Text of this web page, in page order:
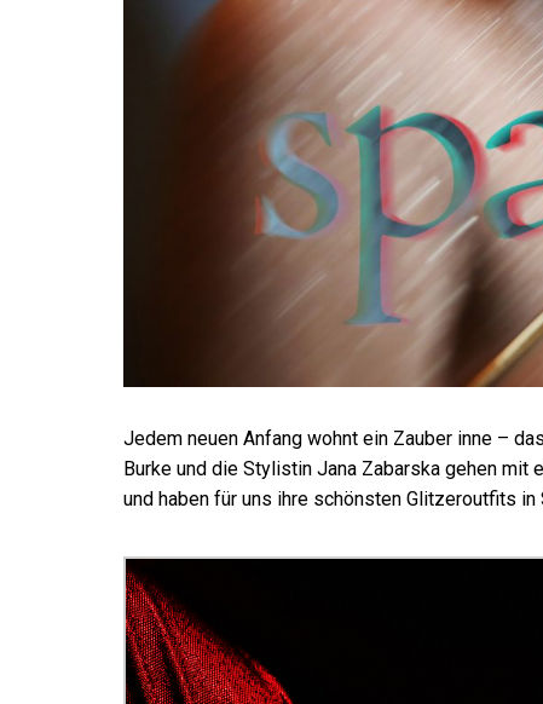
Jedem neuen Anfang wohnt ein Zauber inne –
Burke und die Stylistin Jana Zabarska gehen mit
und haben für uns ihre schönsten Glitzeroutfits